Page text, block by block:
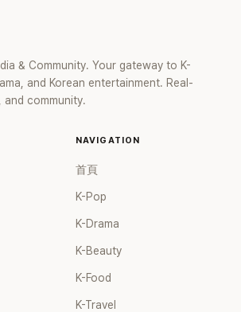
& Community. Your gateway to K-
and Korean entertainment. Real-
and community.
NAVIGATION
首頁
K-Pop
K-Drama
K-Beauty
K-Food
K-Travel